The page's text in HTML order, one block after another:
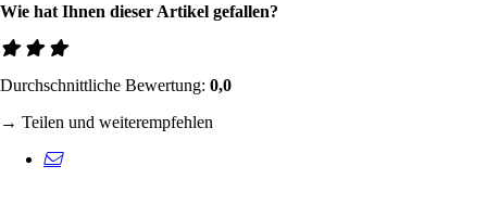
Wie hat Ihnen dieser Artikel gefallen?
Durchschnittliche Bewertung: 0,0
→ Teilen und weiterempfehlen